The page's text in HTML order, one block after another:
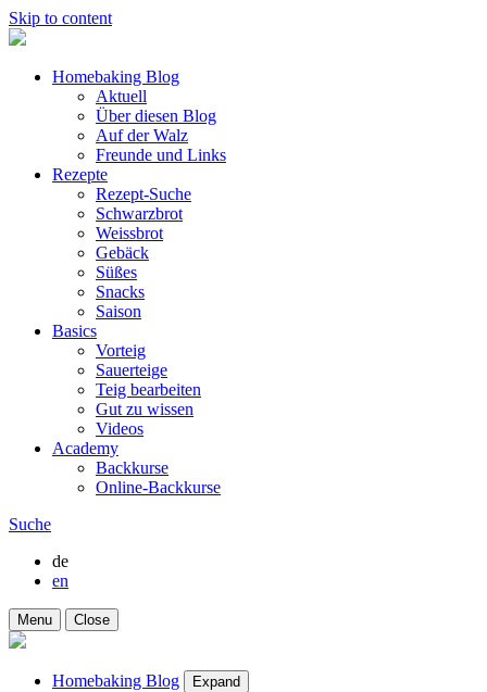
Skip to content
Homebaking Blog
Aktuell
Über diesen Blog
Auf der Walz
Freunde und Links
Rezepte
Rezept-Suche
Schwarzbrot
Weissbrot
Gebäck
Süßes
Snacks
Saison
Basics
Vorteig
Sauerteige
Teig bearbeiten
Gut zu wissen
Videos
Academy
Backkurse
Online-Backkurse
Suche
de
en
Menu Close
Homebaking Blog Expand